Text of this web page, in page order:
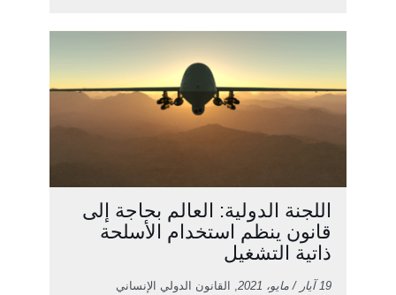
اللجنة الدولية: العالم بحاجة إلى
قانون ينظم استخدام الأسلحة
ذاتية التشغيل
19 آيار / مايو، 2021 , القانون الدولي الإنساني